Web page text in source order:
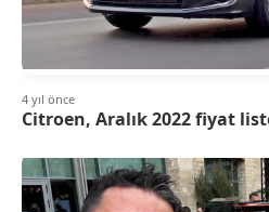
4 yıl önce
Citroen, Aralık 2022 fiyat